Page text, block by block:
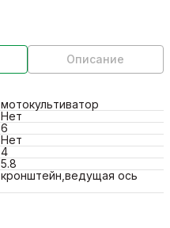
Описание
мотокультиватор
Нет
6
Нет
4
5.8
кронштейн,ведущая ось